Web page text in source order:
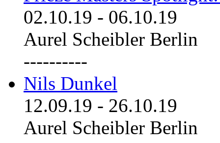
02.10.19 - 06.10.19
Aurel Scheibler Berlin
----------
Nils Dunkel
12.09.19 - 26.10.19
Aurel Scheibler Berlin